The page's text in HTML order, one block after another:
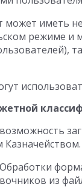
может иметь
режиме и
из